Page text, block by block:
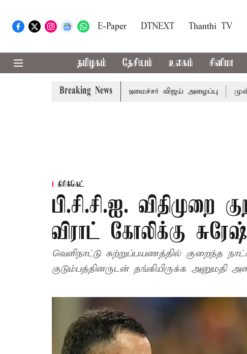
E-Paper DTNEXT Thanthi TV
தமிழகம் தேசியம் உலகம் சினிமா
Breaking News
கூட்டத்துக்கு முதல்-அமைச்சர் விஜய் அழைப்பு முன்னாள்
கிரிக்கெட்
பி.சி.சி.ஐ. விதிமுறை
விராட் கோலிக்கு
வெளிநாட்டு சுற்றுப்பயணத்தில் குறைந்த
குடும்பத்தினருடன் தங்கியிருக்க அனுமதி